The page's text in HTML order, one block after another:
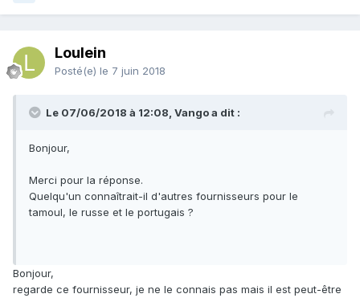
Loulein
Posté(e) le 7 juin 2018
Le 07/06/2018 à 12:08, Vango a dit :
Bonjour,
Merci pour la réponse.
Quelqu'un connaîtrait-il d'autres fournisseurs pour le
tamoul, le russe et le portugais ?
Bonjour,
regarde ce fournisseur, je ne le connais pas mais il est peut-être